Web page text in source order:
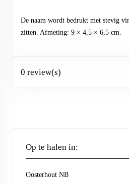
De naam wordt bedrukt met stevig
zitten. Afmeting: 9 × 4,5 × 6,5 cm.
0 review(s)
Op te halen in:
Oosterhout NB